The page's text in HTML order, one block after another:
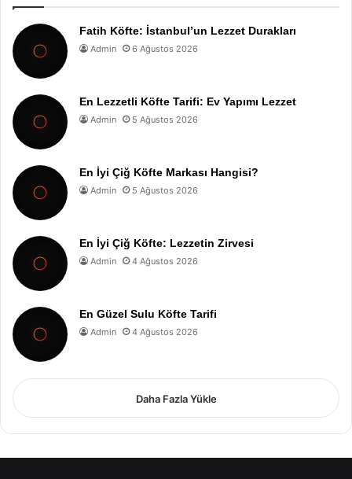
Fatih Köfte: İstanbul’un Lezzet Durakları
Admin 6 Ağustos 2026
En Lezzetli Köfte Tarifi: Ev Yapımı Lezzet
Admin 5 Ağustos 2026
En İyi Çiğ Köfte Markası Hangisi?
Admin 5 Ağustos 2026
En İyi Çiğ Köfte: Lezzetin Zirvesi
Admin 4 Ağustos 2026
En Güzel Sulu Köfte Tarifi
Admin 4 Ağustos 2026
Daha Fazla Yükle